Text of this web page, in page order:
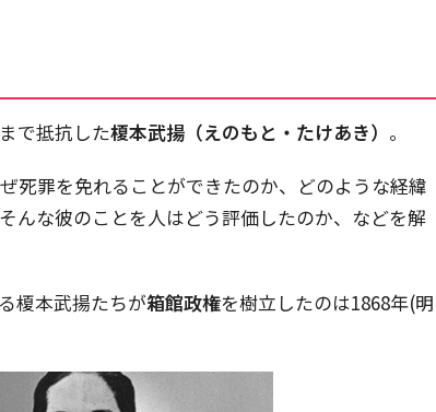
で抵抗した榎本武揚（えのもと・たけあき） 。
死罪を免れることができたのか、どのような経緯
んな彼のことを人はどう評価したのか、などを解
榎本武揚たちが箱館政権を樹立したのは1868年(明